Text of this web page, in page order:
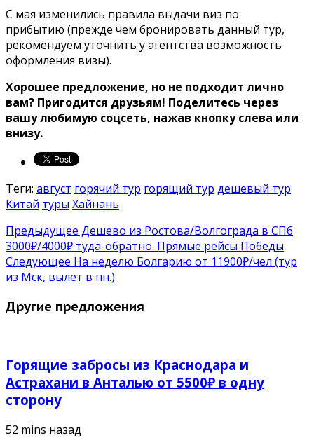
С мая изменились правила выдачи виз по
прибытию (прежде чем бронировать данный тур,
рекомендуем уточнить у агентства возможность
оформления визы).
Хорошее предложение, но не подходит лично
вам? Пригодится друзьям! Поделитесь через
вашу любимую соцсеть, нажав кнопку слева или
внизу.
Теги: август горячий тур горящий тур дешевый тур
Китай туры Хайнань
Предыдущее Дешево из Ростова/Волгограда в СПб
3000₽/4000₽ туда-обратно. Прямые рейсы Победы
Следующее На неделю Болгарию от 11900₽/чел (тур
из Мск, вылет в пн.)
Другие предложения
Горящие забросы из Краснодара и
Астрахани в Анталью от 5500₽ в одну
сторону
52 mins назад